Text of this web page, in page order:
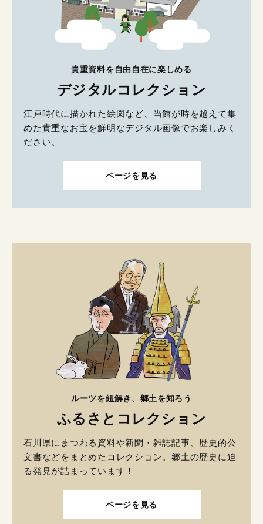
貴重資料を自由自在に楽しめる
デジタルコレクション
江戸時代に描かれた絵図など、当館が時を越えて集
めた貴重なお宝を鮮明なデジタル画像でお楽しみく
ださい。
ページを見る
ルーツを紐解き、郷土を知ろう
ふるさとコレクション
石川県にまつわる資料や新聞・雑誌記事、歴史的公
文書などをまとめたコレクション。郷土の歴史に迫
る発見が詰まっています！
ページを見る